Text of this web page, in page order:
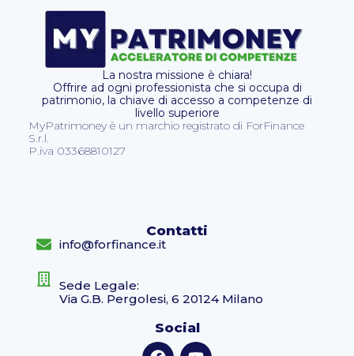
La nostra missione è chiara!
Offrire ad ogni professionista che si occupa di
patrimonio, la chiave di accesso a competenze di
livello superiore
MyPatrimoney è un marchio registrato di ForFinance
S.r.l.
P.iva 03368810127
Contatti
info@forfinance.it
Sede Legale:
Via G.B. Pergolesi, 6 20124 Milano
Social